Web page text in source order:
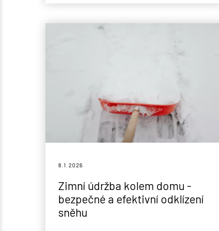
8.1. 2026
Zimní údržba kolem domu -
bezpečné a efektivní odklízení
sněhu